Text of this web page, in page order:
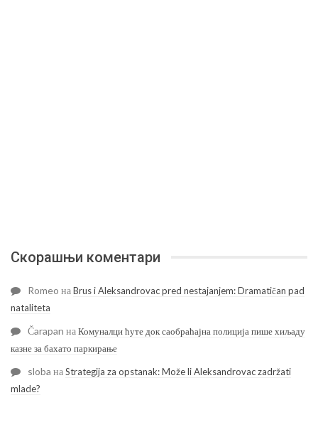
Скорашњи коментари
Romeo наBrus i Aleksandrovac pred nestajanjem: Dramatičan pad
nataliteta
Čarapan наКомуналци ћуте док саобраћајна полиција пише хиљаду
казне за бахато паркирање
sloba наStrategija za opstanak: Može li Aleksandrovac zadržati
mlade?